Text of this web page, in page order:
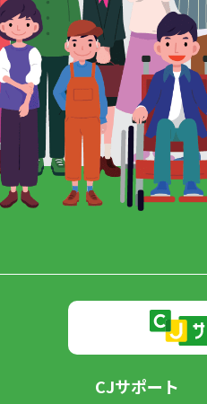
CJサポート